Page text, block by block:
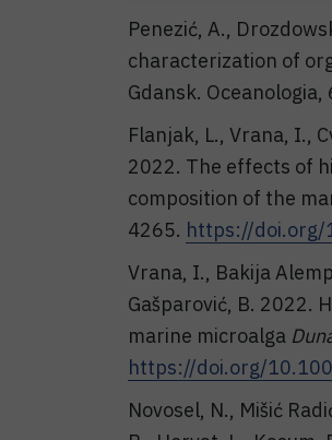
Penezić, A.,
characterization of
Gdansk.
Flanjak, L., Vrana, I.,
2022. The effects of
composition of the
4265. https://
Vrana, I., Bakija
Gašparović, B. 2022.
marine microalga
https://doi.org/
Novosel, N., Mišić